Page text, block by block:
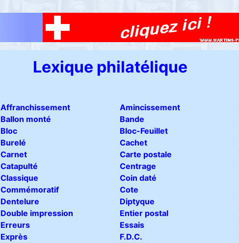
Lexique philatélique
Affranchissement Amincissement
Ballon monté
Bande
Bloc
Bloc-Feuillet
Burelé
Cachet
Carnet
Carte postale
Catapulté
Centrage
Classique
Coin daté
Commémoratif
Cote
Dentelure
Diptyque
Double impression
Entier postal
Erreurs
Essais
Exprès
F.D.C.